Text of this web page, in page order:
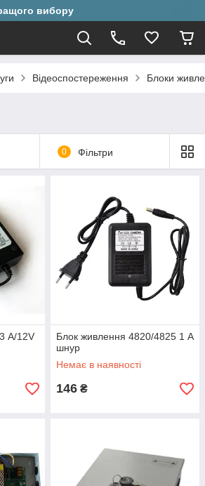
вибору
Відеоспостереження Блоки
0 Фільтри
А/12V
Блок живлення 4820/4825 1 А
шнур
Немає в наявності
146 ₴